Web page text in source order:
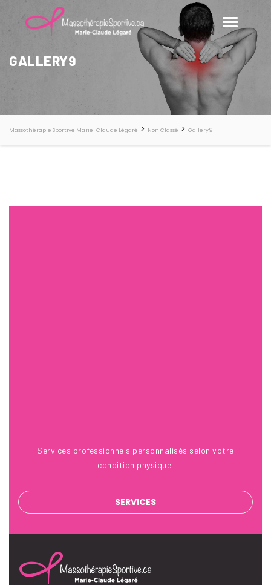
GALLERY9
Massothérapie Sportive Marie-Claude Légaré > Non Classé > Gallery9
Services professionnels personnalisés selon votre
condition physique.
SERVICES